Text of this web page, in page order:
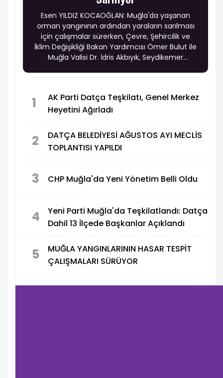
Esen YILDIZ KOCAOĞLAN: Muğla'da yaşanan
orman yangınının ardından yaraların sarılması
için çalışmalar sürerken, Çevre, Şehircilik ve
İklim Değişikliği Bakan Yardımcısı Ömer Bulut ile
Muğla Valisi Dr. İdris Akbıyık, Seydikemer
1
AK Parti Datça Teşkilatı, Genel Merkez
Heyetini Ağırladı
2
DATÇA BELEDİYESİ AĞUSTOS AYI MECLİS
TOPLANTISI YAPILDI
3 CHP Muğla'da Yeni Yönetim Belli Oldu
4
Yeni Parti Muğla'da Teşkilatlandı: Datça
Dahil 13 İlçede Başkanlar Açıklandı
5
MUĞLA YANGINLARININ HASAR TESPİT
ÇALIŞMALARI SÜRÜYOR